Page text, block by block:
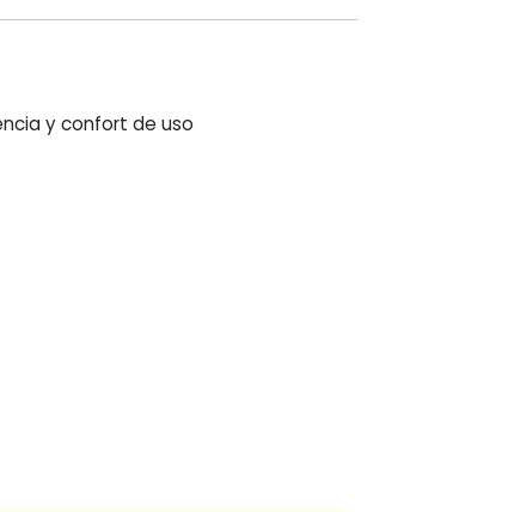
y confort de uso